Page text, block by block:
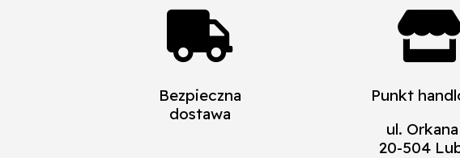

Bezpieczna
dostawa
Punkt
ul.
20-504